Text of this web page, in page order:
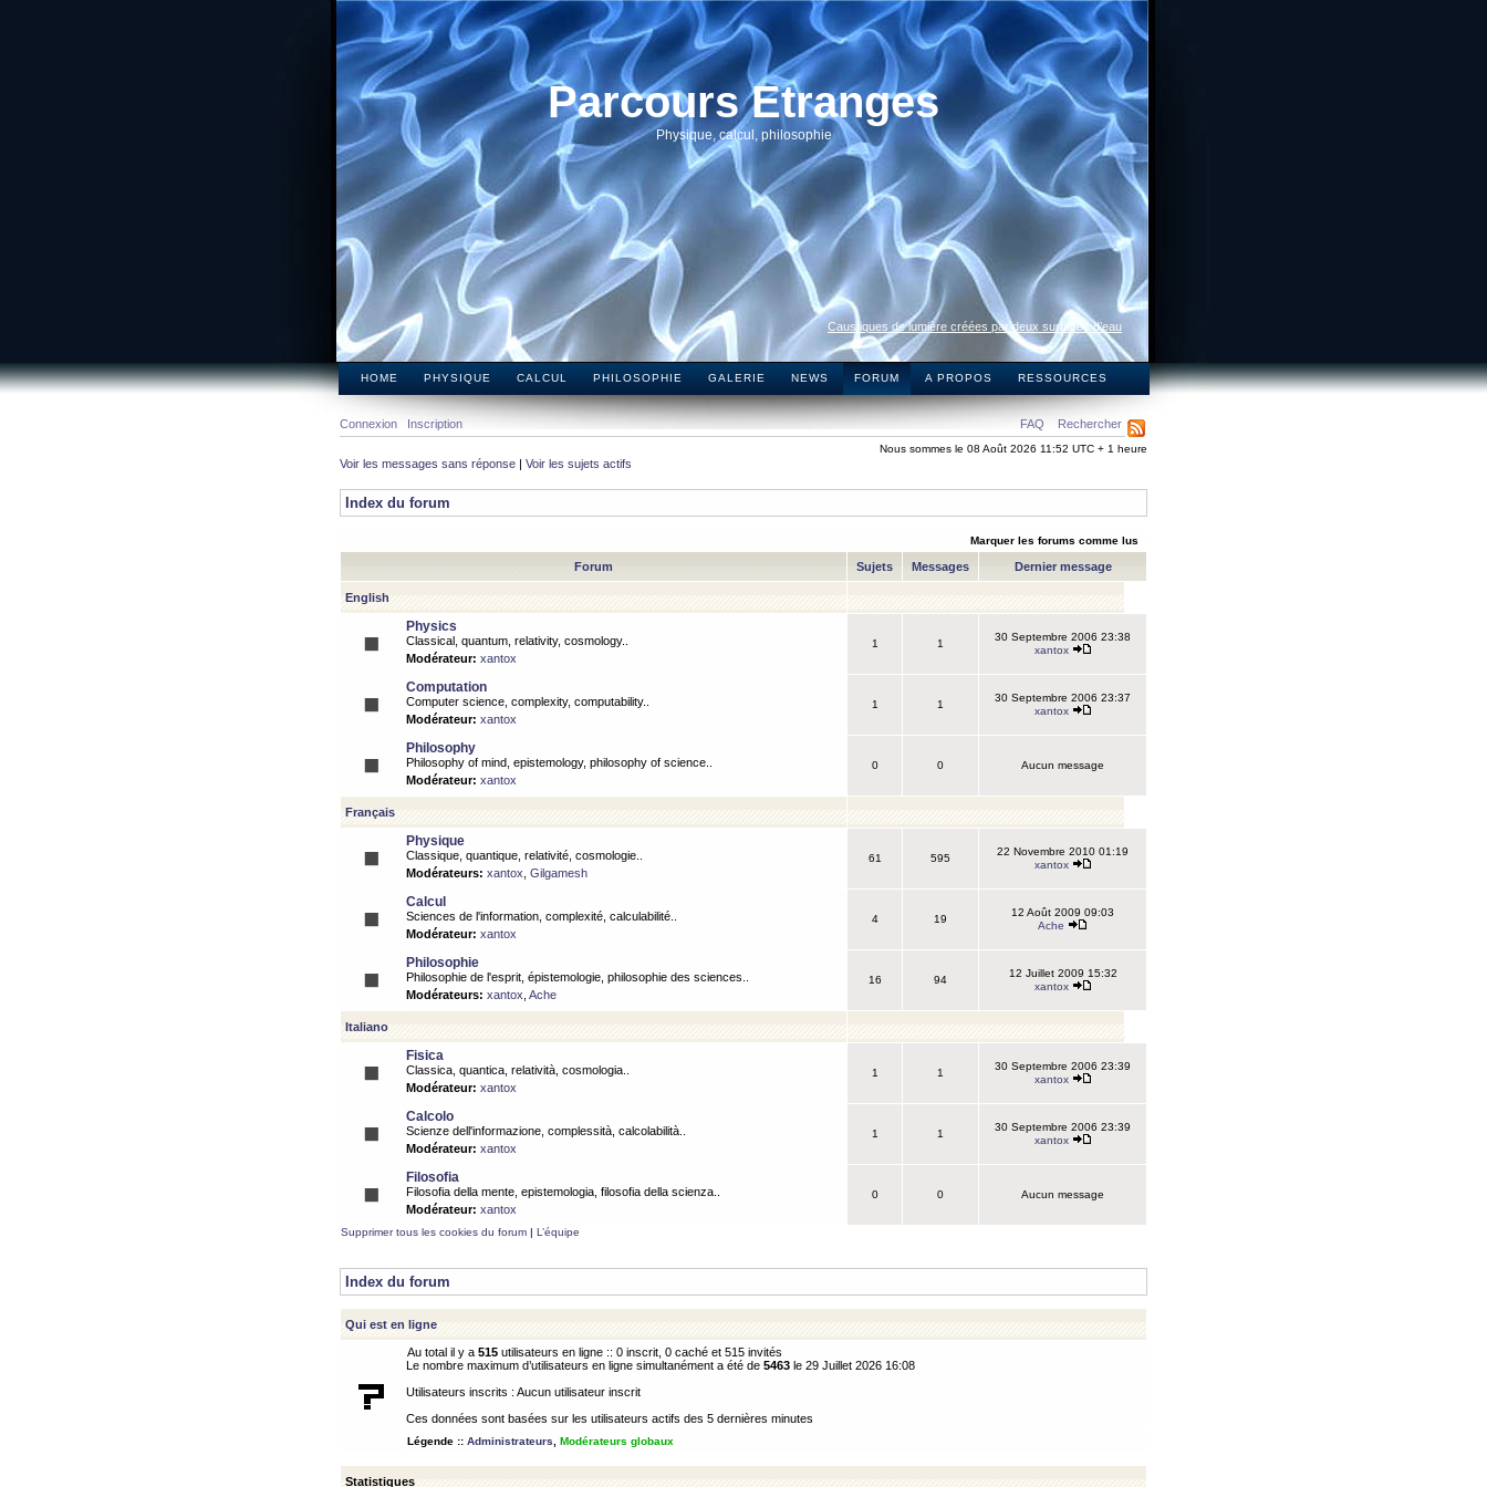
Parcours Etranges
Physique, calcul, philosophie
Caustiques de lumière créées par deux surfaces d’eau
HOME PHYSIQUE CALCUL PHILOSOPHIE GALERIE NEWS FORUM A PROPOS RESSOURCES
FAQ Rechercher
Connexion Inscription
Nous sommes le 08 Août 2026 11:52 UTC + 1 heure
Voir les messages sans réponse | Voir les sujets actifs
Index du forum
Marquer les forums comme lus
Forum Sujets Messages Dernier message
English
Physics
Classical, quantum, relativity, cosmology..
Modérateur: xantox
1 1
30 Septembre 2006 23:38
xantox
Computation
Computer science, complexity, computability..
Modérateur: xantox
1 1
30 Septembre 2006 23:37
xantox
Philosophy
Philosophy of mind, epistemology, philosophy of science..
Modérateur: xantox
0 0 Aucun message
Français
Physique
Classique, quantique, relativité, cosmologie..
Modérateurs: xantox Gilgamesh
61 595
22 Novembre 2010 01:19
xantox
Calcul
Sciences de l'information, complexité, calculabilité..
Modérateur: xantox
4 19
12 Août 2009 09:03
Ache
Philosophie
Philosophie de l'esprit, épistemologie, philosophie des sciences..
Modérateurs: xantox Ache
16 94
12 Juillet 2009 15:32
xantox
Italiano
Fisica
Classica, quantica, relatività, cosmologia..
Modérateur: xantox
1 1
30 Septembre 2006 23:39
xantox
Calcolo
Scienze dell'informazione, complessità, calcolabilità..
Modérateur: xantox
1 1
30 Septembre 2006 23:39
xantox
Filosofia
Filosofia della mente, epistemologia, filosofia della scienza..
Modérateur: xantox
0 0 Aucun message
Supprimer tous les cookies du forum | L’équipe
Index du forum
Qui est en ligne
Au total il y a 515 utilisateurs en ligne :: 0 inscrit, 0 caché et 515 invités
Le nombre maximum d’utilisateurs en ligne simultanément a été de 5463 le 29 Juillet 2026 16:08
Utilisateurs inscrits : Aucun utilisateur inscrit
Ces données sont basées sur les utilisateurs actifs des 5 dernières minutes
Légende :: Administrateurs Modérateurs globaux
Statistiques